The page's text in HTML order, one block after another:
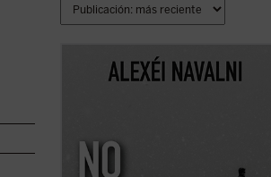
Este libro reúne un conjunto de
reflexiones públicas y privadas de Alexei